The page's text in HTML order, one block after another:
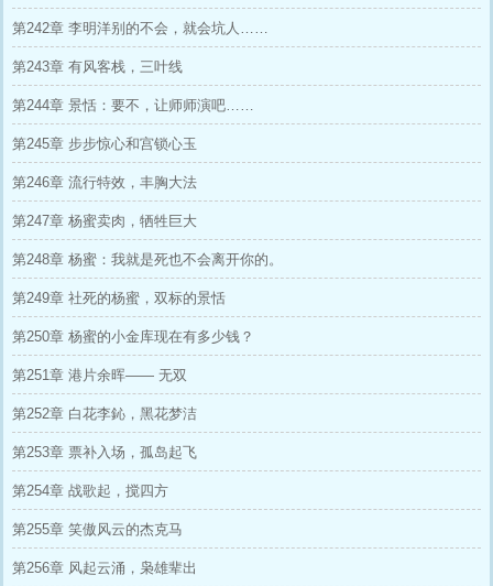
第242章 李明洋别的不会，就会坑人……
第243章 有风客栈，三叶线
第244章 景恬：要不，让师师演吧……
第245章 步步惊心和宫锁心玉
第246章 流行特效，丰胸大法
第247章 杨蜜卖肉，牺牲巨大
第248章 杨蜜：我就是死也不会离开你的。
第249章 社死的杨蜜，双标的景恬
第250章 杨蜜的小金库现在有多少钱？
第251章 港片余晖—— 无双
第252章 白花李鈊，黑花梦洁
第253章 票补入场，孤岛起飞
第254章 战歌起，搅四方
第255章 笑傲风云的杰克马
第256章 风起云涌，枭雄辈出